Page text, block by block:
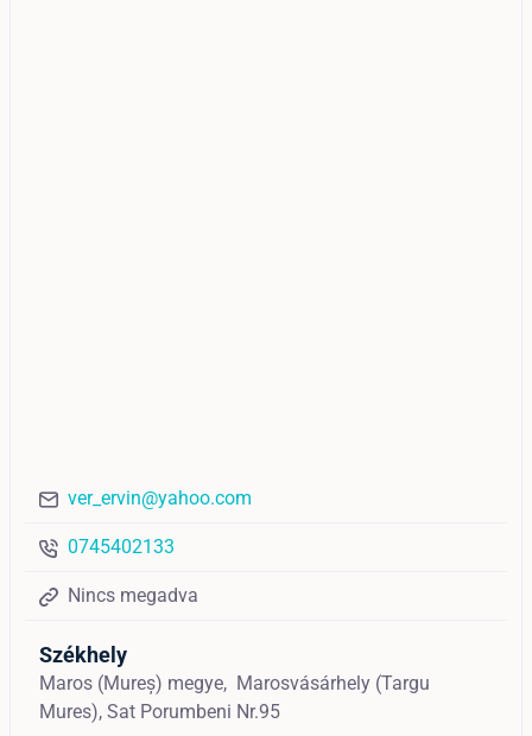
ver_ervin@yahoo.com
0745402133
Nincs megadva
Székhely
Maros (Mureș) megye, Marosvásárhely (Targu
Mures), Sat Porumbeni Nr.95